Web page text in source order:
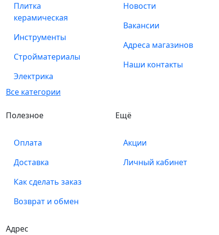
Плитка
керамическая
Инструменты
Стройматериалы
Электрика
Все категории
Новости
Вакансии
Адреса магазинов
Наши контакты
Полезное
Оплата
Доставка
Как сделать заказ
Возврат и обмен
Ещё
Акции
Личный кабинет
Адрес